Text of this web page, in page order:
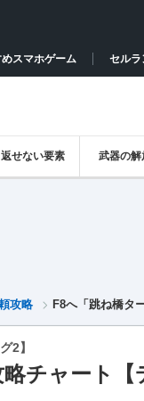
めスマホゲーム セルラ
せない要素 武器の解
攻略 F8へ「跳ね橋タ
2】
チャート【